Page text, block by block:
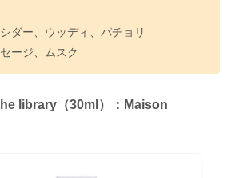
ダー、ウッディ、パチョリ
ージ、ムスク
library（30ml）：Maison